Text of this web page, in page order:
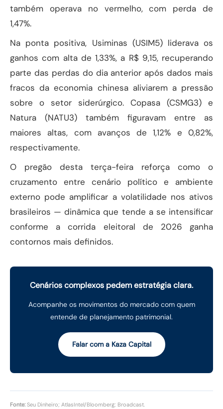
também operava no vermelho, com perda de
1,47%.
Na ponta positiva, Usiminas (USIM5) liderava os
ganhos com alta de 1,33%, a R$ 9,15, recuperando
parte das perdas do dia anterior após dados mais
fracos da economia chinesa aliviarem a pressão
sobre o setor siderúrgico. Copasa (CSMG3) e
Natura (NATU3) também figuravam entre as
maiores altas, com avanços de 1,12% e 0,82%,
respectivamente.
O pregão desta terça-feira reforça como o
cruzamento entre cenário político e ambiente
externo pode amplificar a volatilidade nos ativos
brasileiros — dinâmica que tende a se intensificar
conforme a corrida eleitoral de 2026 ganha
contornos mais definidos.
Cenários complexos pedem estratégia clara.
Acompanhe os movimentos do mercado com quem
entende de planejamento patrimonial.
Falar com a Kaza Capital
Fonte: Seu Dinheiro; AtlasIntel/Bloomberg; Broadcast.